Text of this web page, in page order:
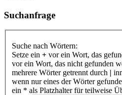
Suchanfrage
Suche nach Wörtern:
Setze ein + vor ein Wort, das
vor ein Wort, das nicht gefunden
mehrere Wörter getrennt durch |
wenn nur eines der Wörter
ein * als Platzhalter für teilweise